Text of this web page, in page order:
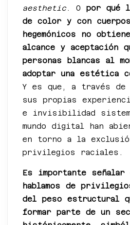
aesthetic . O por qué
de color y con
hegemónicos no
alcance y aceptación
personas blancas al
adoptar una estética
Y es que, a través
sus propias
e invisibilidad
mundo digital han
en torno a la
privilegios raciales.
Es importante señalar
hablamos de
del peso estructural
formar parte de un